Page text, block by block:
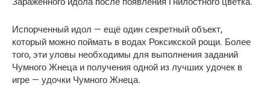
Испорченный идол — ещё один секретный объект,
который можно поймать в водах Роксикской рощи. Более
того, эти уловы необходимы для выполнения заданий
Чумного Жнеца и получения одной из лучших удочек в
игре — удочки Чумного Жнеца.